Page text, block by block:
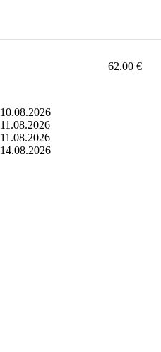
62.00 €
10.08.2026
11.08.2026
11.08.2026
14.08.2026